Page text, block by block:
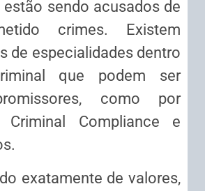
sendo acusados de
crimes. Existem
de especialidades dentro
que podem ser
como por
Compliance e
exatamente de valores,